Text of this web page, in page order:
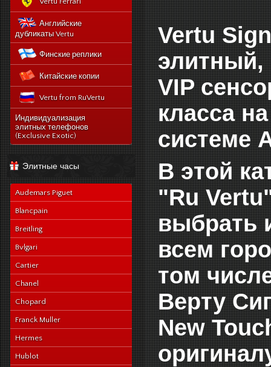
Vertu Signature touch
Vertu Aster (Верту Астер)
Vertu Ti
Vertu Constellation V
noviy-vertu-signature-
new-touch
catalog
543-vertu-signature-
touch-grape-lizard-
en
navy-alligator-en
category
175-novyj-vertu-
signature-new-touch
Английские
дубликаты Vertu
Финские реплики
Китайские копии
Vertu from RuVertu
Индивидуализация
элитных телефонов
(Exclusive Exotic)
Элитные часы
Audemars Piguet
Blancpain
Breitling
Bvlgari
Cartier
Chanel
Chopard
Franck Muller
Hermes
Hublot
Vertu
VIP
класса
системе
В этой
"Ru
выбрать
всем
том
Верту
New